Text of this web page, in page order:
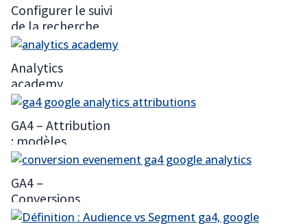
Configurer le suivi
de la recherche
sur site dans
Google Analytics
4 (site search)
Analytics
academy
GA4 – Attribution
: modèles,
fenêtres,
Publicité
GA4 –
Conversions
(Configuration,